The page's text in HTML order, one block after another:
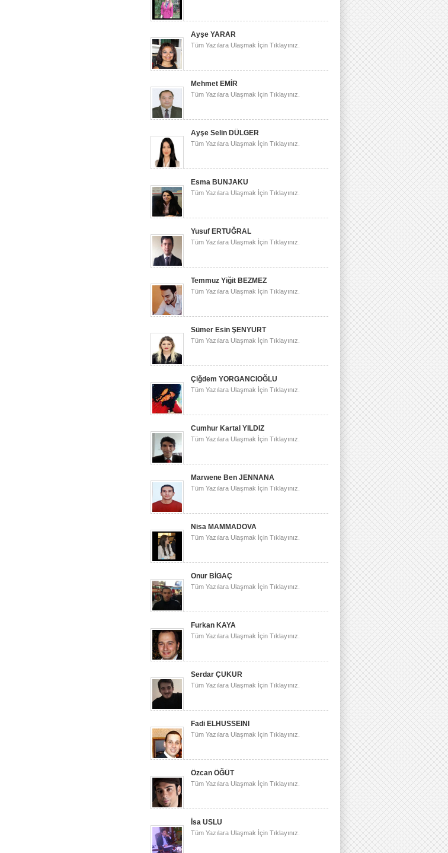
Ayşe YARAR
Tüm Yazılara Ulaşmak İçin Tıklayınız.
Mehmet EMİR
Tüm Yazılara Ulaşmak İçin Tıklayınız.
Ayşe Selin DÜLGER
Tüm Yazılara Ulaşmak İçin Tıklayınız.
Esma BUNJAKU
Tüm Yazılara Ulaşmak İçin Tıklayınız.
Yusuf ERTUĞRAL
Tüm Yazılara Ulaşmak İçin Tıklayınız.
Temmuz Yiğit BEZMEZ
Tüm Yazılara Ulaşmak İçin Tıklayınız.
Sümer Esin ŞENYURT
Tüm Yazılara Ulaşmak İçin Tıklayınız.
Çiğdem YORGANCIOĞLU
Tüm Yazılara Ulaşmak İçin Tıklayınız.
Cumhur Kartal YILDIZ
Tüm Yazılara Ulaşmak İçin Tıklayınız.
Marwene Ben JENNANA
Tüm Yazılara Ulaşmak İçin Tıklayınız.
Nisa MAMMADOVA
Tüm Yazılara Ulaşmak İçin Tıklayınız.
Onur BİGAÇ
Tüm Yazılara Ulaşmak İçin Tıklayınız.
Furkan KAYA
Tüm Yazılara Ulaşmak İçin Tıklayınız.
Serdar ÇUKUR
Tüm Yazılara Ulaşmak İçin Tıklayınız.
Fadi ELHUSSEINI
Tüm Yazılara Ulaşmak İçin Tıklayınız.
Özcan ÖĞÜT
Tüm Yazılara Ulaşmak İçin Tıklayınız.
İsa USLU
Tüm Yazılara Ulaşmak İçin Tıklayınız.